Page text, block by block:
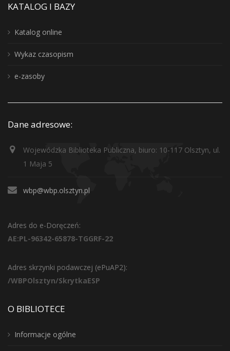
KATALOG I BAZY
Katalog online
Wykaz czasopism
e-zasoby
Dane adresowe:
Wojewódzka Biblioteka Publiczna, biuro: 10-117 Olsztyn, ul.
1 Maja 5
wbp@wbp.olsztyn.pl
Adres do e-Doręczeń:
AE:PL-96342-65878-TGGRF-22
Adres skrzynki podawczej (ePuAP2):
/WBPOlsztyn/SkrytkaESP
O BIBLIOTECE
Informacje ogólne